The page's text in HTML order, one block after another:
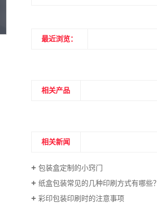
最近浏览：
相关产品
相关新闻
包装盒定制的小窍门
纸盒包装常见的几种印刷方式有哪些？
彩印包装印刷时的注意事项